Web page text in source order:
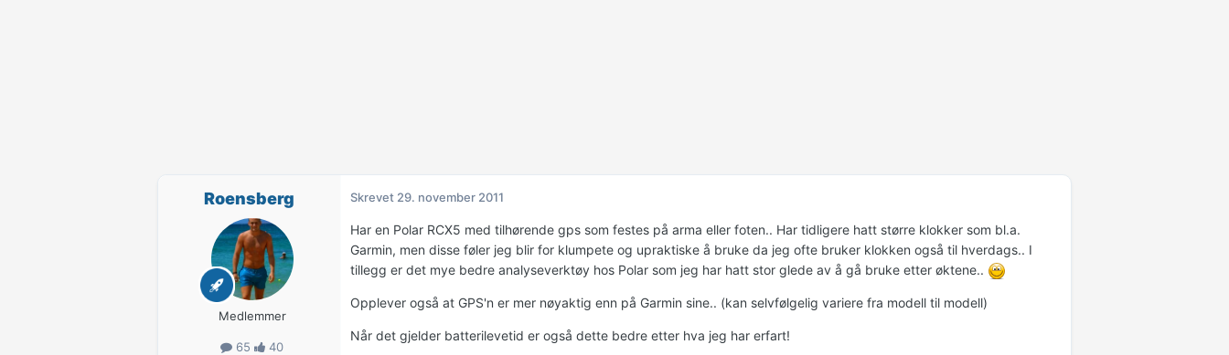
Roensberg
Medlemmer
65 40
Skrevet 29. november 2011
Har en Polar RCX5 med tilhørende gps som festes på arma eller foten.. Har tidligere hatt større klokker som bl.a.
Garmin, men disse føler jeg blir for klumpete og upraktiske å bruke da jeg ofte bruker klokken også til hverdags.. I
tillegg er det mye bedre analyseverktøy hos Polar som jeg har hatt stor glede av å gå bruke etter øktene..
Opplever også at GPS'n er mer nøyaktig enn på Garmin sine.. (kan selvfølgelig variere fra modell til modell)
Når det gjelder batterilevetid er også dette bedre etter hva jeg har erfart!